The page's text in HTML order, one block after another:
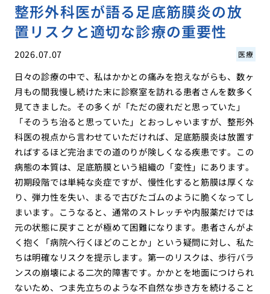
整形外科医が語る足底筋膜炎の放
置リスクと適切な診療の重要性
2026.07.07 医療
日々の診療の中で、私はかかとの痛みを抱えながらも、数ヶ
月もの間我慢し続けた末に診察室を訪れる患者さんを数多く
見てきました。その多くが「ただの疲れだと思っていた」
「そのうち治ると思っていた」とおっしゃいますが、整形外
科医の視点から言わせていただければ、足底筋膜炎は放置す
ればするほど完治までの道のりが険しくなる疾患です。この
病態の本質は、足底筋膜という組織の「変性」にあります。
初期段階では単純な炎症ですが、慢性化すると筋膜は厚くな
り、弾力性を失い、まるで古びたゴムのように脆くなってし
まいます。こうなると、通常のストレッチや内服薬だけでは
元の状態に戻すことが極めて困難になります。患者さんがよ
く抱く「病院へ行くほどのことか」という疑問に対し、私た
ちは明確なリスクを提示します。第一のリスクは、歩行バラ
ンスの崩壊による二次的障害です。かかとを地面につけられ
ないため、つま先立ちのような不自然な歩き方を続けること